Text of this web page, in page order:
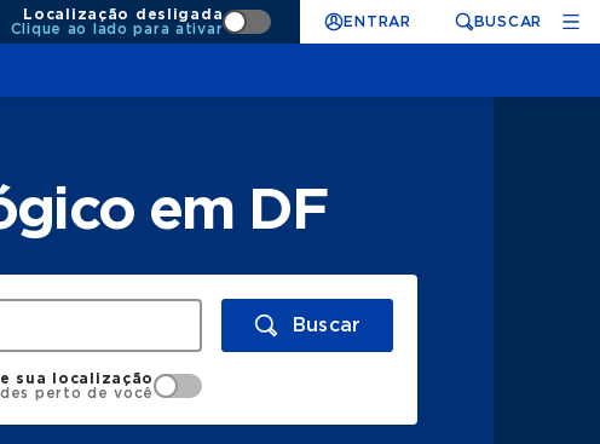
Localização desligada
Clique ao lado para ativar
ENTRAR BUSCAR
em DF
Buscar
sua localização
perto de você